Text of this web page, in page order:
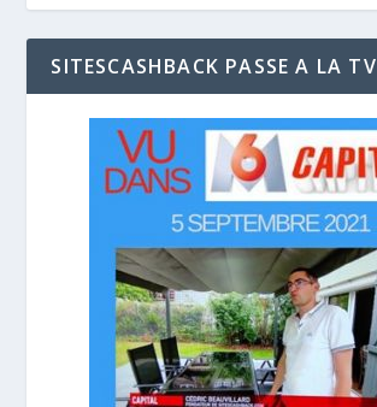
SITESCASHBACK PASSE A LA TV